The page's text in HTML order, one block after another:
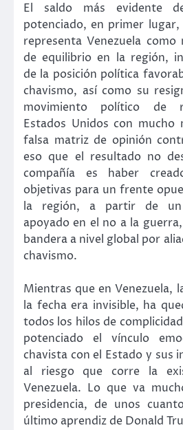
El saldo más evidente
potenciado, en primer
representa Venezuela
de equilibrio en la región,
de la posición política
chavismo, así como su
movimiento político de
Estados Unidos con mucho
falsa matriz de opinión
eso que el resultado no
compañía es haber
objetivas para un frente
la región, a partir de un
apoyado en el no a la
bandera a nivel global por
chavismo.
Mientras que en Venezuela,
la fecha era invisible, ha
todos los hilos de
potenciado el vínculo
chavista con el Estado y sus
al riesgo que corre la
Venezuela. Lo que va
presidencia, de unos
último aprendiz de Donald